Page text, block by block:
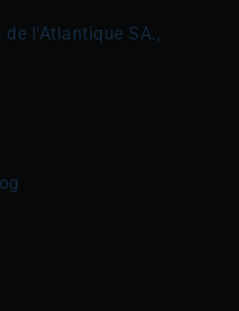
de l'Atlantique SA.,